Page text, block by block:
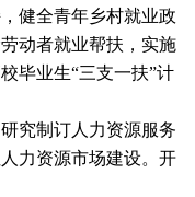
健全青年乡村就业政
动者就业帮扶，实施
毕业生“三支一扶”计
究制订人力资源服务
力资源市场建设。开